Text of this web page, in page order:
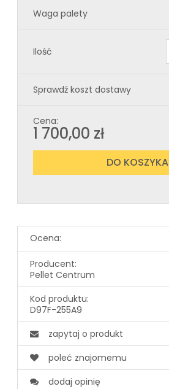
Waga palety
Ilość
Sprawdź koszt dostawy
Cena:
1 700,00 zł
DO KOSZYKA
Ocena:
Producent:
Pellet Centrum
Kod produktu:
D97F-255A9
zapytaj o produkt
poleć znajomemu
dodaj opinię